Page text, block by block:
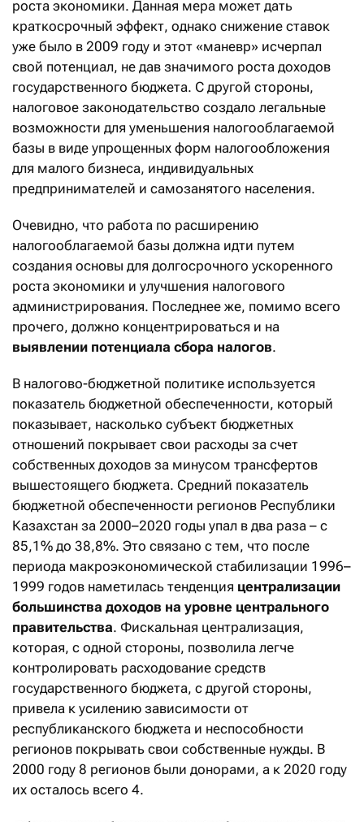
роста экономики. Данная мера может дать
краткосрочный эффект, однако снижение ставок
уже было в 2009 году и этот «маневр» исчерпал
свой потенциал, не дав значимого роста доходов
государственного бюджета. С другой стороны,
налоговое законодательство создало легальные
возможности для уменьшения налогооблагаемой
базы в виде упрощенных форм налогообложения
для малого бизнеса, индивидуальных
предпринимателей и самозанятого населения.
Очевидно, что работа по расширению
налогооблагаемой базы должна идти путем
создания основы для долгосрочного ускоренного
роста экономики и улучшения налогового
администрирования. Последнее же, помимо всего
прочего, должно концентрироваться и на
выявлении потенциала сбора налогов.
В налогово-бюджетной политике используется
показатель бюджетной обеспеченности, который
показывает, насколько субъект бюджетных
отношений покрывает свои расходы за счет
собственных доходов за минусом трансфертов
вышестоящего бюджета. Средний показатель
бюджетной обеспеченности регионов Республики
Казахстан за 2000–2020 годы упал в два раза – с
85,1% до 38,8%. Это связано с тем, что после
периода макроэкономической стабилизации 1996–
1999 годов наметилась тенденция централизации
большинства доходов на уровне центрального
правительства. Фискальная централизация,
которая, с одной стороны, позволила легче
контролировать расходование средств
государственного бюджета, с другой стороны,
привела к усилению зависимости от
республиканского бюджета и неспособности
регионов покрывать свои собственные нужды. В
2000 году 8 регионов были донорами, а к 2020 году
их осталось всего 4.